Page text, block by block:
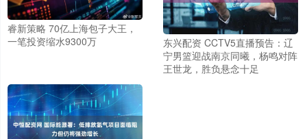
睿新策略 70亿上海包子大王，
一笔投资缩水9300万
东兴配资 CCTV5直播预告：辽
宁男篮迎战南京同曦，杨鸣对阵
王世龙，胜负悬念十足